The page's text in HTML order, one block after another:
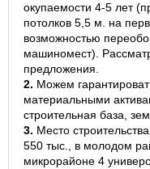
окупаемости 4-5 лет
потолков 5,5 м. на
возможностью
машиномест).
предложения.
2. Можем
материальными
строительная база,
3. Место
550 тыс., в молодом
микрорайоне 4